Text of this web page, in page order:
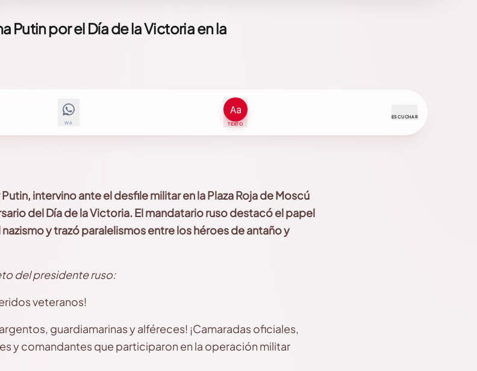
Putin por el Día de la Victoria en la
WA TEXTO
ESCUCHAR
intervino ante el desfile militar en la Plaza Roja de Moscú
del Día de la Victoria. El mandatario ruso destacó el papel
y trazó paralelismos entre los héroes de antaño y
del presidente ruso:
veteranos!
guardiamarinas y alféreces! ¡Camaradas oficiales,
y comandantes que participaron en la operación militar